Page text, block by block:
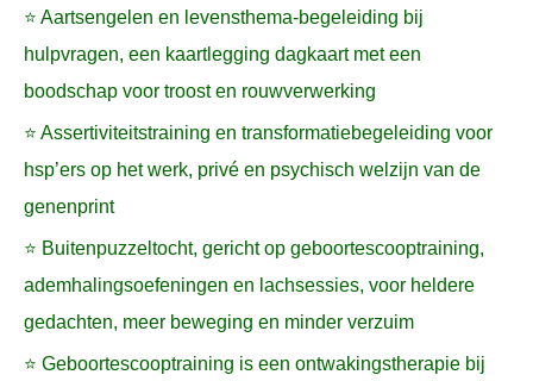
⭐ Aartsengelen en levensthema-begeleiding bij
hulpvragen, een kaartlegging dagkaart met een
boodschap voor troost en rouwverwerking
⭐ Assertiviteitstraining en transformatiebegeleiding voor
hsp’ers op het werk, privé en psychisch welzijn van de
genenprint
⭐ Buitenpuzzeltocht, gericht op geboortescooptraining,
ademhalingsoefeningen en lachsessies, voor heldere
gedachten, meer beweging en minder verzuim
⭐ Geboortescooptraining is een ontwakingstherapie bij